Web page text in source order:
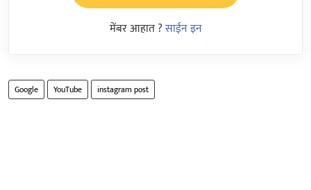
मेंबर आहात ?साईन इन
Google YouTube instagram post